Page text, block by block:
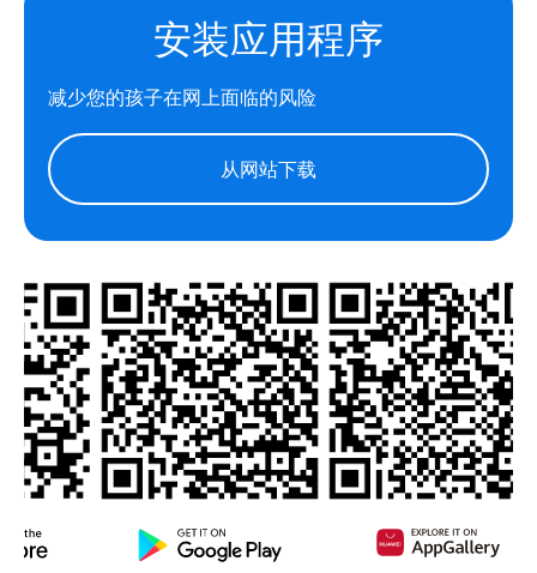
安装应用程序
减少您的孩子在网上面临的风险
从网站下载